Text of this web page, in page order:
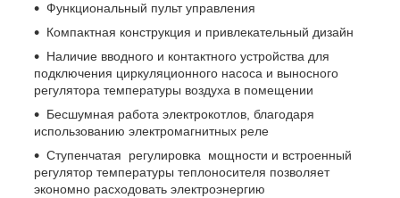
Функциональный пульт управления
Компактная конструкция и привлекательный дизайн
Наличие вводного и контактного устройства для
подключения циркуляционного насоса и выносного
регулятора температуры воздуха в помещении
Бесшумная работа электрокотлов, благодаря
использованию электромагнитных реле
Ступенчатая регулировка мощности и встроенный
регулятор температуры теплоносителя позволяет
экономно расходовать электроэнергию